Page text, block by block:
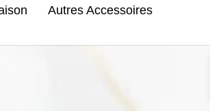
Autres Accessoires